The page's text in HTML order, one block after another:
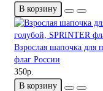
В корзину
Взрослая шапочка для
флаг России
350р.
В корзину